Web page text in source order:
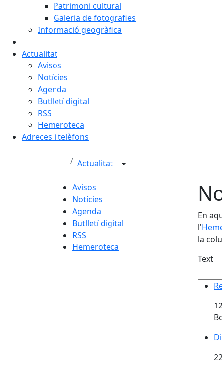
Patrimoni cultural
Galeria de fotografies
Informació geogràfica
Actualitat
Avisos
Notícies
Agenda
Butlletí digital
RSS
Hemeroteca
Adreces i telèfons
Actualitat
Avisos
Notícies
Agenda
Butlletí digital
RSS
Hemeroteca
En
l'
la
Text